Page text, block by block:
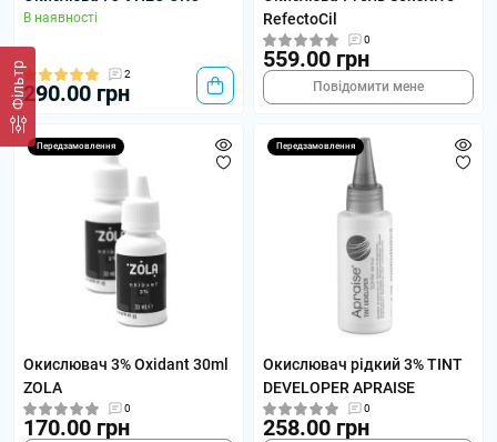
Фільтр
В наявності
2
290.00 грн
RefectoCil
0
559.00 грн
Повідомити мене
Передзамовлення
Окислювач 3% Oxidant 30ml
ZOLA
0
170.00 грн
Передзамовлення
Окислювач рідкий 3% TINT
DEVELOPER APRAISE
0
258.00 грн